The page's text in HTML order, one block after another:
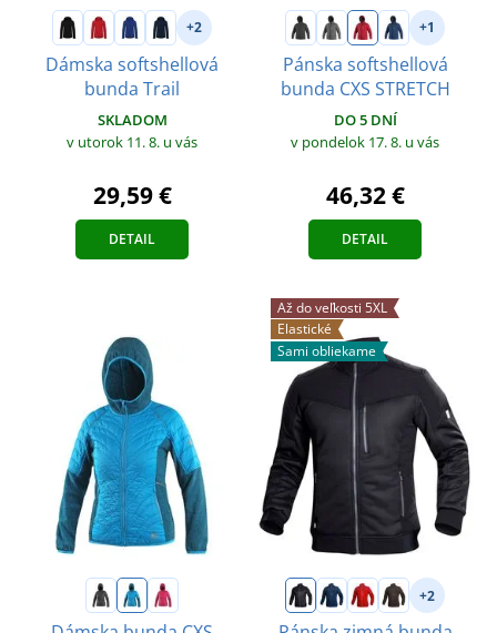
+2
Dámska softshellová
bunda Trail
SKLADOM
v utorok 11. 8. u vás
29,59 €
DETAIL
+1
Pánska softshellová
bunda CXS STRETCH
DO 5 DNÍ
v pondelok 17. 8. u vás
46,32 €
DETAIL
Až do veľkosti 5XL
Elastické
Sami obliekame
+2